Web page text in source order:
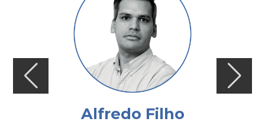
Alfredo Filho